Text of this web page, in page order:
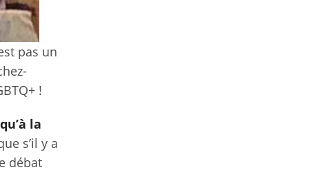
pas un
!
la
s’il y a
débat